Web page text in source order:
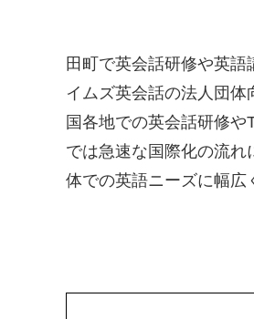
田町で英会話研修や英
イムズ英会話の法人団
国各地での英会話研修
では急速な国際化の流
体での英語ニーズに幅広